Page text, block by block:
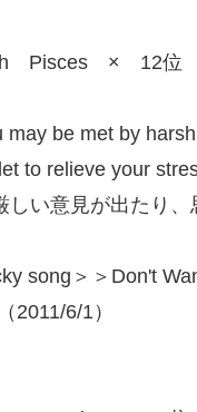
Pisces × 12位
may be met by
to relieve your
しい意見が出たり
song＞＞Don't
2011/6/1）